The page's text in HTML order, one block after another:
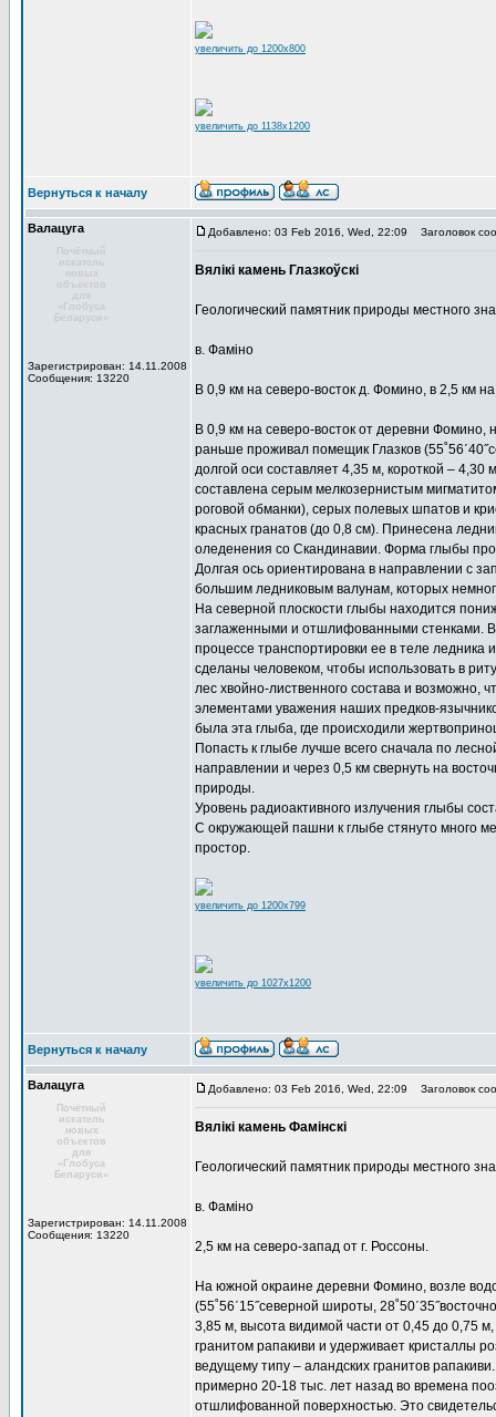
увеличить до 1200x800
увеличить до 1138x1200
Вернуться к началу
Валацуга
Почётный
искатель
новых
объектов
для
«Глобуса
Беларуси»
Зарегистрирован: 14.11.2008
Сообщения: 13220
Добавлено: 03 Feb 2016, Wed, 22:09 Заголовок
Вялікі камень Глазкоўскі
Геологический памятник природы местного
в. Фаміно
В 0,9 км на северо-восток д. Фомино, в 2,5 км
В 0,9 км на северо-восток от деревни
раньше проживал помещик Глазков
долгой оси составляет 4,35 м, короткой –
составлена серым мелкозернистым
роговой обманки), серых полевых шпатов и
красных гранатов (до 0,8 см). Принесена
оледенения со Скандинавии. Форма глыбы
Долгая ось ориентирована в направлении с
большим ледниковым валунам, которых
На северной плоскости глыбы находится
заглаженными и отшлифованными стенками.
процессе транспортировки ее в теле
сделаны человеком, чтобы использовать в
лес хвойно-лиственного состава и возможно,
элементами уважения наших предков-
была эта глыба, где происходили
Попасть к глыбе лучше всего сначала по
направлении и через 0,5 км свернуть на
природы.
Уровень радиоактивного излучения глыбы
С окружающей пашни к глыбе стянуто много
простор.
увеличить до 1200x799
увеличить до 1027x1200
Вернуться к началу
Валацуга
Почётный
искатель
новых
объектов
для
«Глобуса
Беларуси»
Зарегистрирован: 14.11.2008
Сообщения: 13220
Добавлено: 03 Feb 2016, Wed, 22:09 Заголовок
Вялікі камень Фамінскі
Геологический памятник природы местного
в. Фаміно
2,5 км на северо-запад от г. Россоны.
На южной окраине деревни Фомино, возле
(55˚56΄15˝северной широты,
3,85 м, высота видимой части от 0,45 до 0,75
гранитом рапакиви и удерживает кристаллы
ведущему типу – аландских гранитов
примерно 20-18 тыс. лет назад во времена
отшлифованной поверхностью. Это